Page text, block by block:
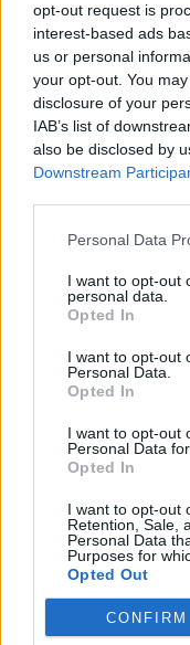
opt-out request is
interest-based ads
us or personal
your opt-out. You
disclosure of your
IAB’s list of
also be disclosed by
Downstream
Personal Data
I want to opt-out
personal data.
Opted In
I want to opt-out
Personal Data.
Opted In
I want to opt-out
Personal Data
Opted In
I want to opt-out
Retention, Sale,
Personal Data
Purposes for
Opted Out
CONFIRM
ΔΙΕΘΝΗ
Ο παγκόσμιος
κυριαρχούν
Ο καφές αποτελεί
εκατομμυρίων
μας μπορεί να
φαγητό, τη συνάντηση
ραντεβού. Γενικά,
ΔΙΕΘΝΗ
Η ακριβή
δολάρια τον